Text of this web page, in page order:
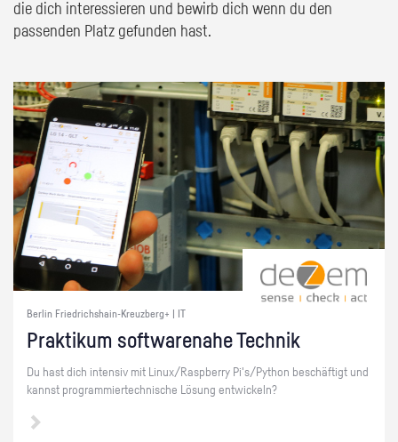
die dich interessieren und bewirb dich wenn du den
passenden Platz gefunden hast.
Berlin Friedrichshain-Kreuzberg+ | IT
Prak­ti­kum soft­ware­na­he Tech­nik
Du hast dich in­ten­siv mit Linux/Raspber­ry Pi's/Py­thon be­schäf­tigt und
kannst pro­gram­mier­tech­ni­sche Lö­sung ent­wi­ckeln?